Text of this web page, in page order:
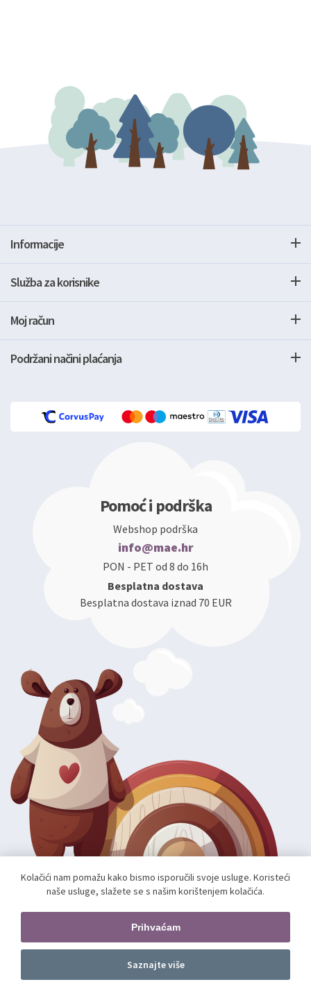
Dodajte u košaricu
Informacije
Služba za korisnike
Moj račun
Podržani načini plaćanja
Pomoć i podrška
Webshop podrška
info@mae.hr
PON - PET od 8 do 16h
Besplatna dostava
Besplatna dostava iznad 70 EUR
Pratite nas
Kolačići nam pomažu kako bismo isporučili svoje usluge. Koristeći
naše usluge, slažete se s našim korištenjem kolačića.
Prihvaćam
Saznajte više